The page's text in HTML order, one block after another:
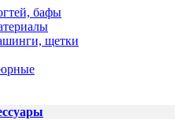
бафы
щетки